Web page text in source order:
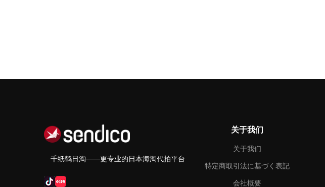
千纸鹤日淘——更专业的日本海淘代拍平台
关于我们
关于我们
特定商取引法に基づく表記
会社概要